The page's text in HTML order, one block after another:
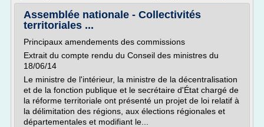
Assemblée nationale - Collectivités
territoriales ...
Principaux amendements des commissions
Extrait du compte rendu du Conseil des ministres du
18/06/14
Le ministre de l'intérieur, la ministre de la décentralisation
et de la fonction publique et le secrétaire d'État chargé de
la réforme territoriale ont présenté un projet de loi relatif à
la délimitation des régions, aux élections régionales et
départementales et modifiant le...